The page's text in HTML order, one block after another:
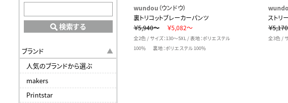
検索する
ブランド
人気のブランドから選ぶ
makers
Printstar
wundou（ウンドウ）
裏トリコットブレーカーパンツ
￥5,940～
￥5,082～
全2色 / サイズ：130～5XL / 表地：ポリエステル
100％ 裏地：ポリエステル 100％
ストリ
￥5,170
全3色 /